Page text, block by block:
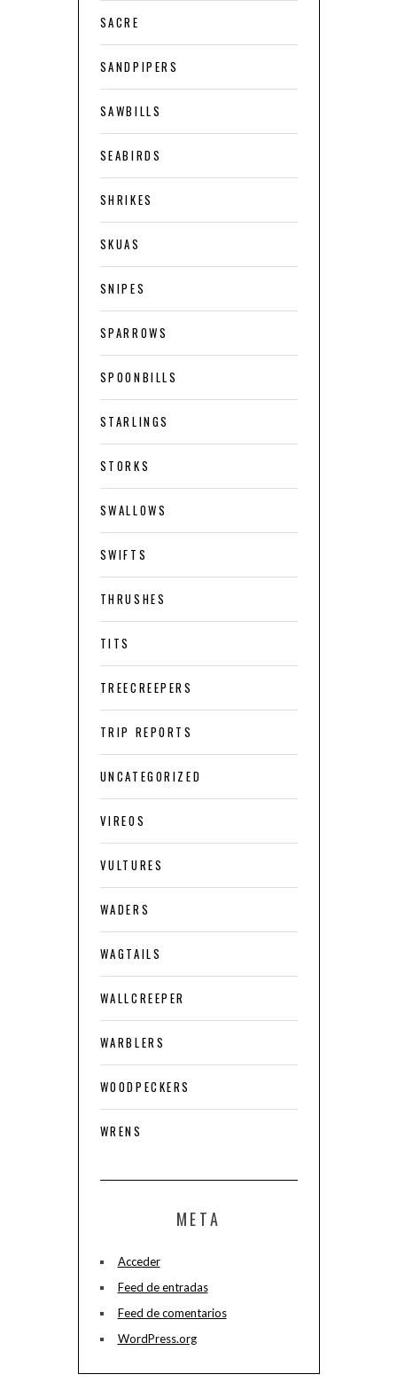
SACRE
SANDPIPERS
SAWBILLS
SEABIRDS
SHRIKES
SKUAS
SNIPES
SPARROWS
SPOONBILLS
STARLINGS
STORKS
SWALLOWS
SWIFTS
THRUSHES
TITS
TREECREEPERS
TRIP REPORTS
UNCATEGORIZED
VIREOS
VULTURES
WADERS
WAGTAILS
WALLCREEPER
WARBLERS
WOODPECKERS
WRENS
META
Acceder
Feed de entradas
Feed de comentarios
WordPress.org